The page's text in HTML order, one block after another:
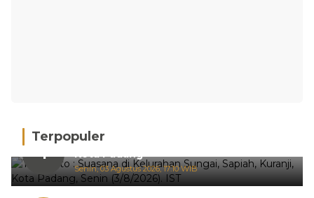
Terpopuler
1
Hujan Deras, 15 Titik Banjir Terdeteksi di
Kota Padang
Senin, 03 Agustus 2026, 17:10 WIB